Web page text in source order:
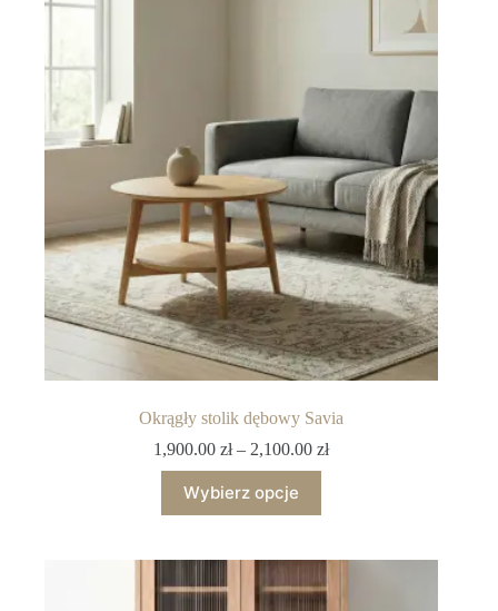
Okrągły stolik dębowy Savia
1,900.00zł – 2,100.00zł
Wybierz opcje